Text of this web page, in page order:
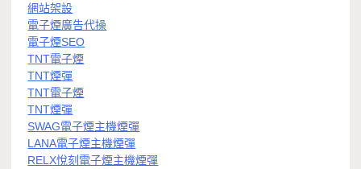
網站架設
電子煙廣告代操
電子煙SEO
TNT電子煙
TNT煙彈
TNT電子煙
TNT煙彈
SWAG電子煙主機煙彈
LANA電子煙主機煙彈
RELX悅刻電子煙主機煙彈